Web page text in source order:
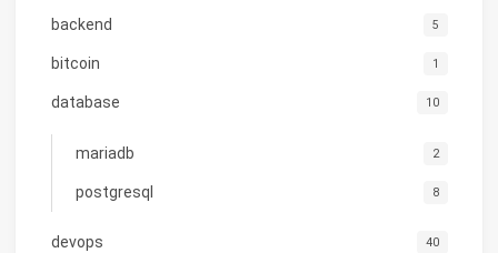
backend 5
bitcoin 1
database 10
mariadb 2
postgresql 8
devops 40